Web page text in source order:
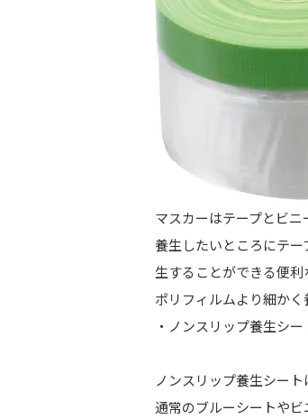
マスカーはテープとビニ
養生したいところにテ
生することができる便利
ポリフィルムより細かく
・ノンスリップ養生シー
ノンスリップ養生シー
通常のブルーシートや